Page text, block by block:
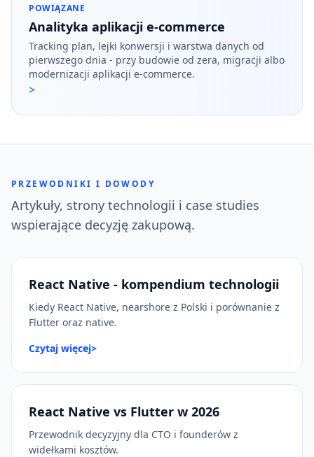
POWIĄZANE
Analityka aplikacji e-commerce
Tracking plan, lejki konwersji i warstwa danych od
pierwszego dnia - przy budowie od zera, migracji albo
modernizacji aplikacji e-commerce.
>
PRZEWODNIKI I DOWODY
Artykuły, strony technologii i case studies
wspierające decyzję zakupową.
React Native - kompendium technologii
Kiedy React Native, nearshore z Polski i porównanie z
Flutter oraz native.
Czytaj więcej>
React Native vs Flutter w 2026
Przewodnik decyzyjny dla CTO i founderów z
widełkami kosztów.